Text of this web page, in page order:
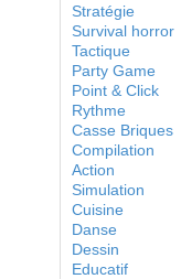
Stratégie
Survival horror
Tactique
Party Game
Point & Click
Rythme
Casse Briques
Compilation
Action
Simulation
Cuisine
Danse
Dessin
Educatif